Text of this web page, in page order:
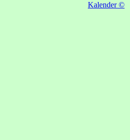
Kalender ©